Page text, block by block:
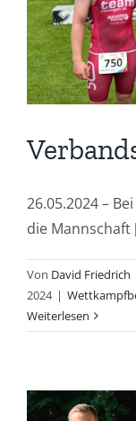
26.05.2024 –
die Mannschaft
Von David Friedrich
2024 |
Weiterlesen